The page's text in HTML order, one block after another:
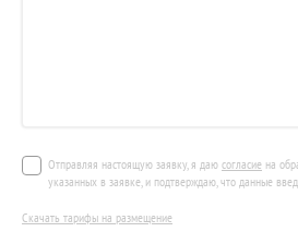
Отправляя настоящую заявку, я даю согласие на
указанных в заявке, и подтверждаю, что данные
Скачать тарифы на размещение